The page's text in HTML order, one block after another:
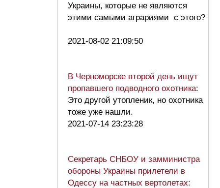
Украины, которые не являются
этими самыми аграриями с этого?
2021-08-02 21:09:50
В Черноморске второй день ищут
пропавшего подводного охотника:
Это другой утопленик, но охотника
тоже уже нашли.
2021-07-14 23:23:28
Секретарь СНБОУ и замминистра
обороны Украины прилетели в
Одессу на частных вертолетах: